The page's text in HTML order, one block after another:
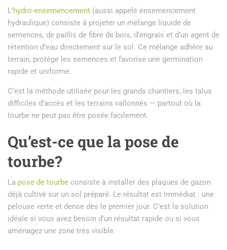
L’hydro-ensemencement (aussi appelé ensemencement
hydraulique) consiste à projeter un mélange liquide de
semences, de paillis de fibre de bois, d’engrais et d’un agent de
rétention d’eau directement sur le sol. Ce mélange adhère au
terrain, protège les semences et favorise une germination
rapide et uniforme.
C’est la méthode utilisée pour les grands chantiers, les talus
difficiles d’accès et les terrains vallonnés — partout où la
tourbe ne peut pas être posée facilement.
Qu’est-ce que la pose de
tourbe?
La pose de tourbe consiste à installer des plaques de gazon
déjà cultivé sur un sol préparé. Le résultat est immédiat : une
pelouse verte et dense dès le premier jour. C’est la solution
idéale si vous avez besoin d’un résultat rapide ou si vous
aménagez une zone très visible.